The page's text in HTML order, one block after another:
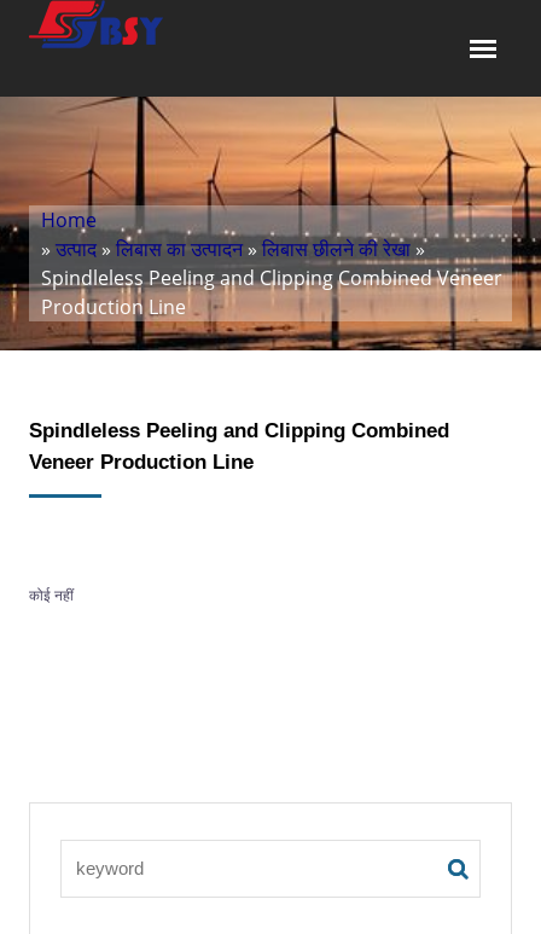
Home
» उत्पाद» लिबास का उत्पादन» लिबास छीलने की रेखा»
Spindleless Peeling and Clipping Combined Veneer
Production Line
Spindleless Peeling and Clipping Combined
Veneer Production Line
कोई नहीं